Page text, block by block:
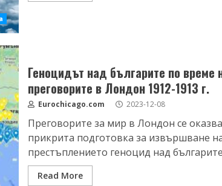
Геноцидът над българите по време
преговорите в Лондон 1912-1913 г.
Eurochicago.com 2023-12-08
Преговорите за мир в Лондон се
прикрита подготовка за извършване
престъплението геноцид над
Read More